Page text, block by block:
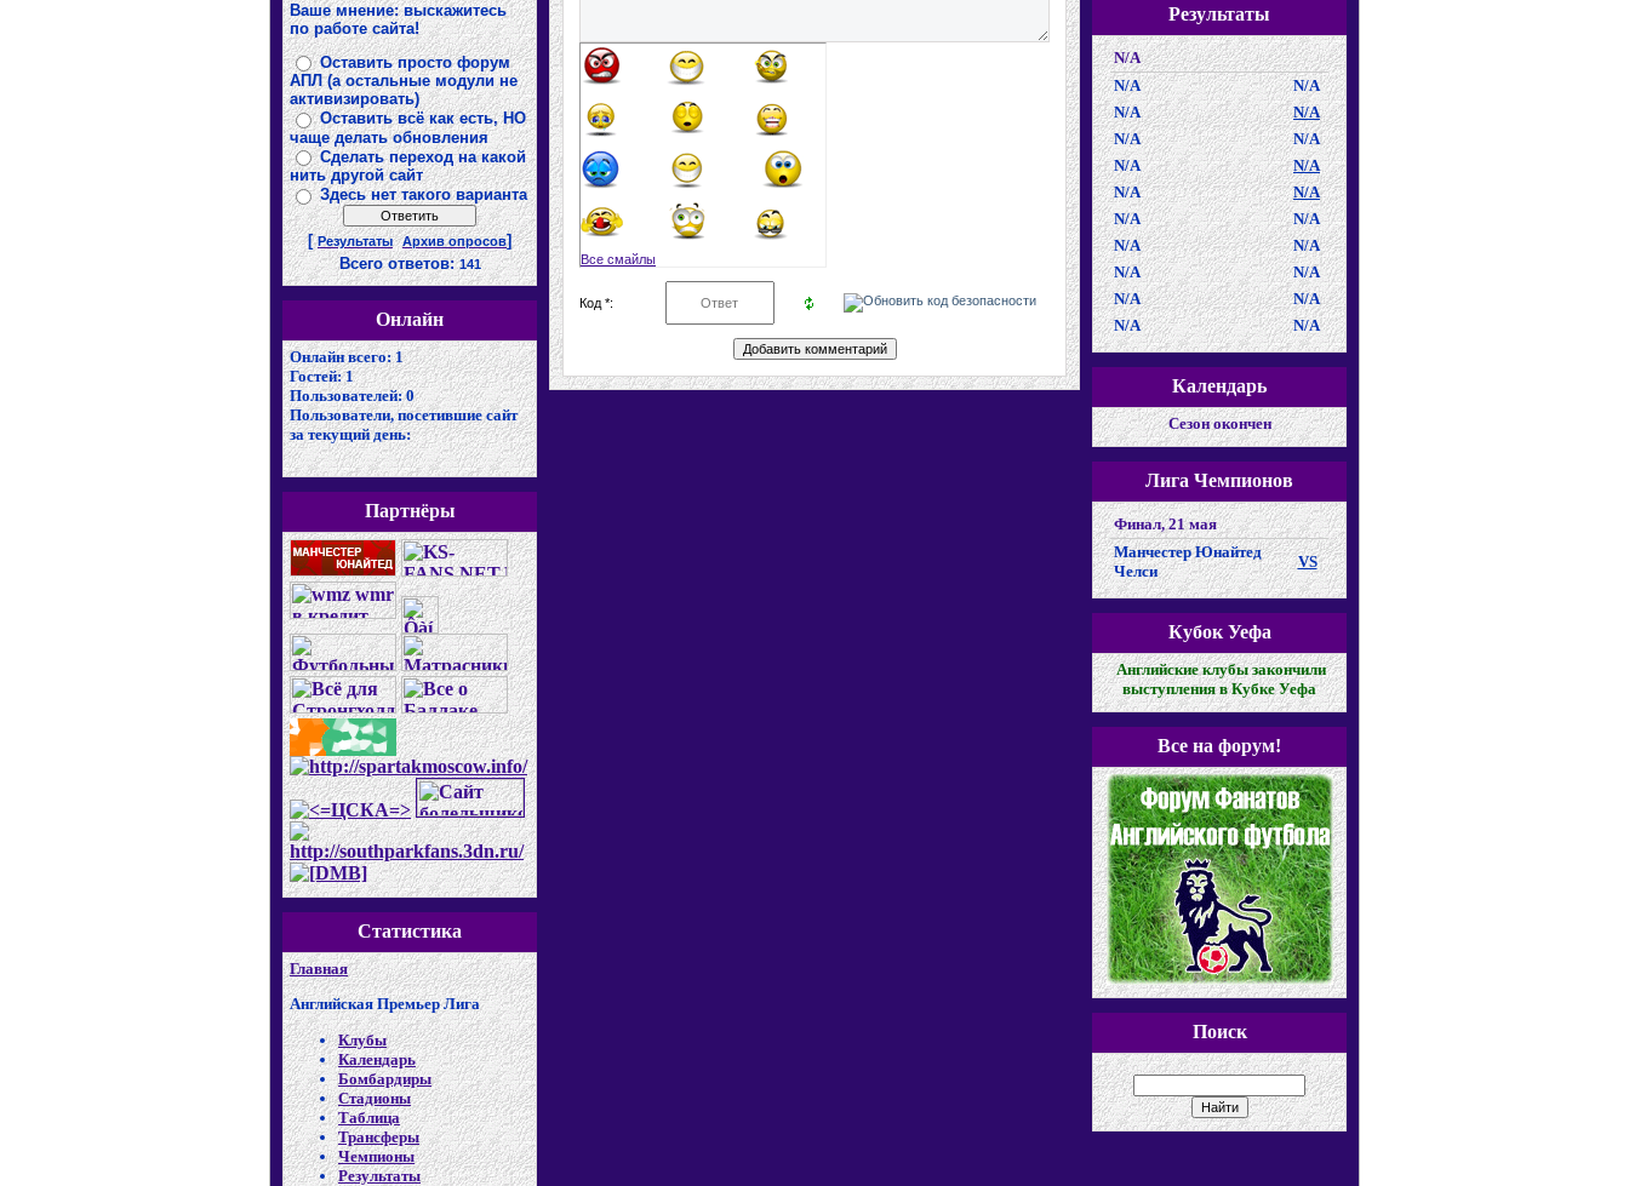
Ваше мнение: выскажитесь
по работе сайта!
Оставить просто форум
АПЛ (а остальные модули не
активизировать)
Оставить всё как есть, НО
чаще делать обновления
Сделать переход на какой
нить другой сайт
Здесь нет такого варианта
[Результаты Архив опросов]
Всего ответов: 141
Онлайн
Онлайн всего:1
Гостей:1
Пользователей:0
Пользователи, посетившие сайт
за текущий день:
Партнёры
Статистика
Главная
Английская Премьер Лига
Клубы
Календарь
Бомбардиры
Стадионы
Таблица
Трансферы
Чемпионы
Результаты
Все смайлы
Код *:
Результаты
N/A
N/A
N/A
N/A
N/A
N/A
N/A
N/A
N/A
N/A
N/A
N/A
N/A
N/A
N/A
N/A
N/A
N/A
N/A
N/A
N/A
Календарь
Cезон окончен
Лига Чемпионов
Финал, 21 мая
Манчестер Юнайтед
Челси
VS
Кубок Уефа
Английские клубы закончили
выступления в Кубке Уефа
Все на форум!
Поиск